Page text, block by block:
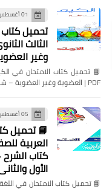
01 أغسطس 2025
تحميل
وغير
PDF | العضوية وغير العضوية – شرح وتدريبات كتاب الامتحان في …
05 أغسطس 2025
📘 تحميل
كتاب الشرح
الأول